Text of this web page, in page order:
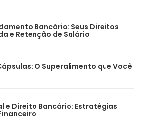
Bancário: Seus Direitos
e Retenção de Salário
O Superalimento que Você
e Direito Bancário: Estratégias